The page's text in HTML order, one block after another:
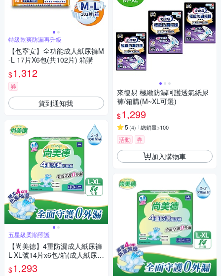
特級乾爽防漏再升級
【包寧安】全功能成人紙尿褲M
-L 17片X6包(共102片) 箱購
$1,312
券
貨到通知我
五星級柔順照護
【尚美德】4重防漏成人紙尿褲
L-XL號14片x6包/箱(成人紙尿褲
黏貼式 日用)
$1,293
來復易 極緻防漏呵護透氣紙尿
褲/箱購(M~XL可選)
$1,299
5 (4) 總銷量>100
活動 券
加入購物車